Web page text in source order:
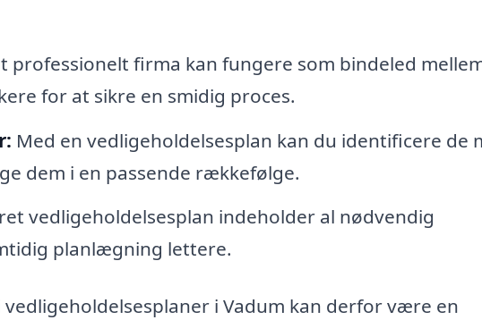
professionelt firma kan fungere som bindeled
for at sikre en smidig proces.
Med en vedligeholdelsesplan kan du identificere de
dem i en passende rækkefølge.
vedligeholdelsesplan indeholder al nødvendig
planlægning lettere.
i Vadum kan derfor være en